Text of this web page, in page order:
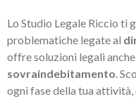
Lo Studio Legale Riccio ti
problematiche legate al
offre soluzioni legali
sovraindebitamento.
ogni fase della tua